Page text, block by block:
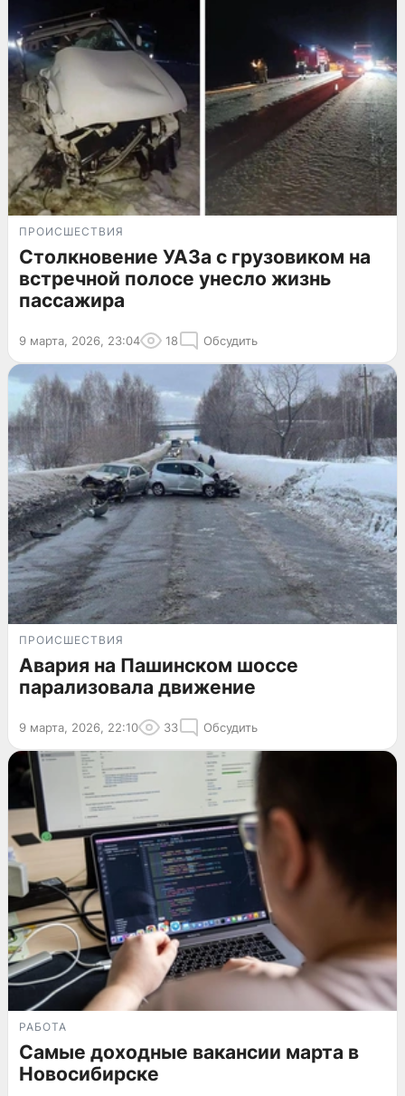
ПРОИСШЕСТВИЯ
Столкновение УАЗа с грузовиком на
встречной полосе унесло жизнь
пассажира
9 марта, 2026, 23:04 18 Обсудить
ПРОИСШЕСТВИЯ
Авария на Пашинском шоссе
парализовала движение
9 марта, 2026, 22:10 33 Обсудить
РАБОТА
Самые доходные вакансии марта в
Новосибирске